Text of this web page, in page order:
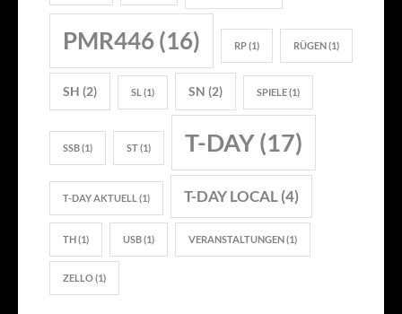
PMR446(16) RP(1) RÜGEN(1)
SH (2) SL (1) SN (2) SPIELE(1)
SSB(1) ST(1) T-DAY(17)
T-DAY AKTUELL (1) T-DAY LOCAL(4)
TH(1) USB(1) VERANSTALTUNGEN(1)
ZELLO(1)